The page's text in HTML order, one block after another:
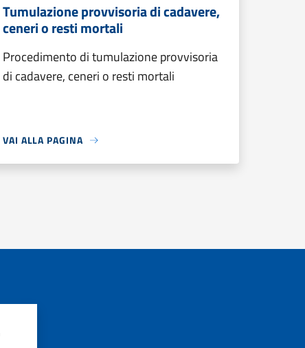
Tumulazione provvisoria di cadavere,
ceneri o resti mortali
Procedimento di tumulazione provvisoria
di cadavere, ceneri o resti mortali
VAI ALLA PAGINA